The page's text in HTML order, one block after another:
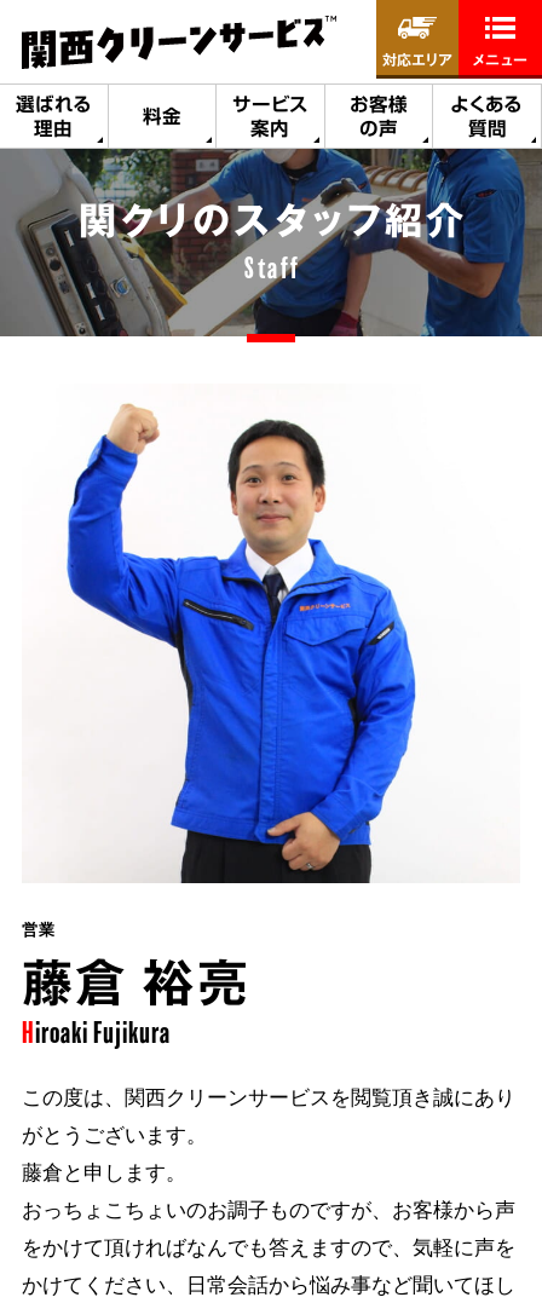
選ばれる
理由
料金
サービス
案内
お客様
の声
よくある
質問
対応エリア メニュー
関クリのスタッフ紹介
Staff
営業
藤倉 裕亮
HiroakiFujikura
この度は、関西クリーンサービスを閲覧頂き誠にあり
がとうございます。
藤倉と申します。
おっちょこちょいのお調子ものですが、お客様から声
をかけて頂ければなんでも答えますので、気軽に声を
かけてください、日常会話から悩み事など聞いてほし